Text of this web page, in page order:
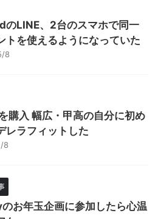
LINE、2台のスマホで同一
トを使えるようになっていた
8
購入 幅広・甲高の自分に初め
レラフィットした
8
お年玉企画に参加したら心温